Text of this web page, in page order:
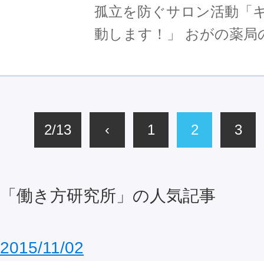
孤立を防ぐサロン活動「
動します！」 おがの薬
2/13 ‹ 1 2 3
「働き方研究所」の人気記事
2015/11/02